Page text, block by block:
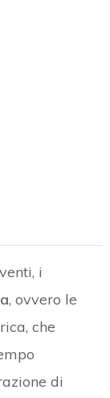
i
, ovvero le
che
di